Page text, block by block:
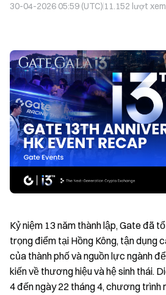
30-04-2026 05:59 (UTC) 11.152 lượt xem
Kỷ niệm 13 năm thành lập, Gate đã
trọng điểm tại Hồng Kông, tận dụng
của thành phố và nguồn lực ngành
kiến về thương hiệu và hệ sinh thái.
4 đến ngày 22 tháng 4, chương